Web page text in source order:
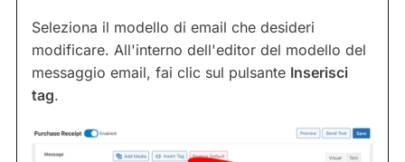
Seleziona il modello di email che desideri
modificare. All'interno dell'editor del modello del
messaggio email, fai clic sul pulsante Inserisci
tag.